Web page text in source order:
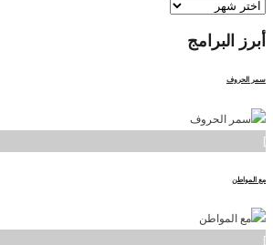
الأرشيف
أبرز البرامج
سمر الحروف
]
مع المواطن
]